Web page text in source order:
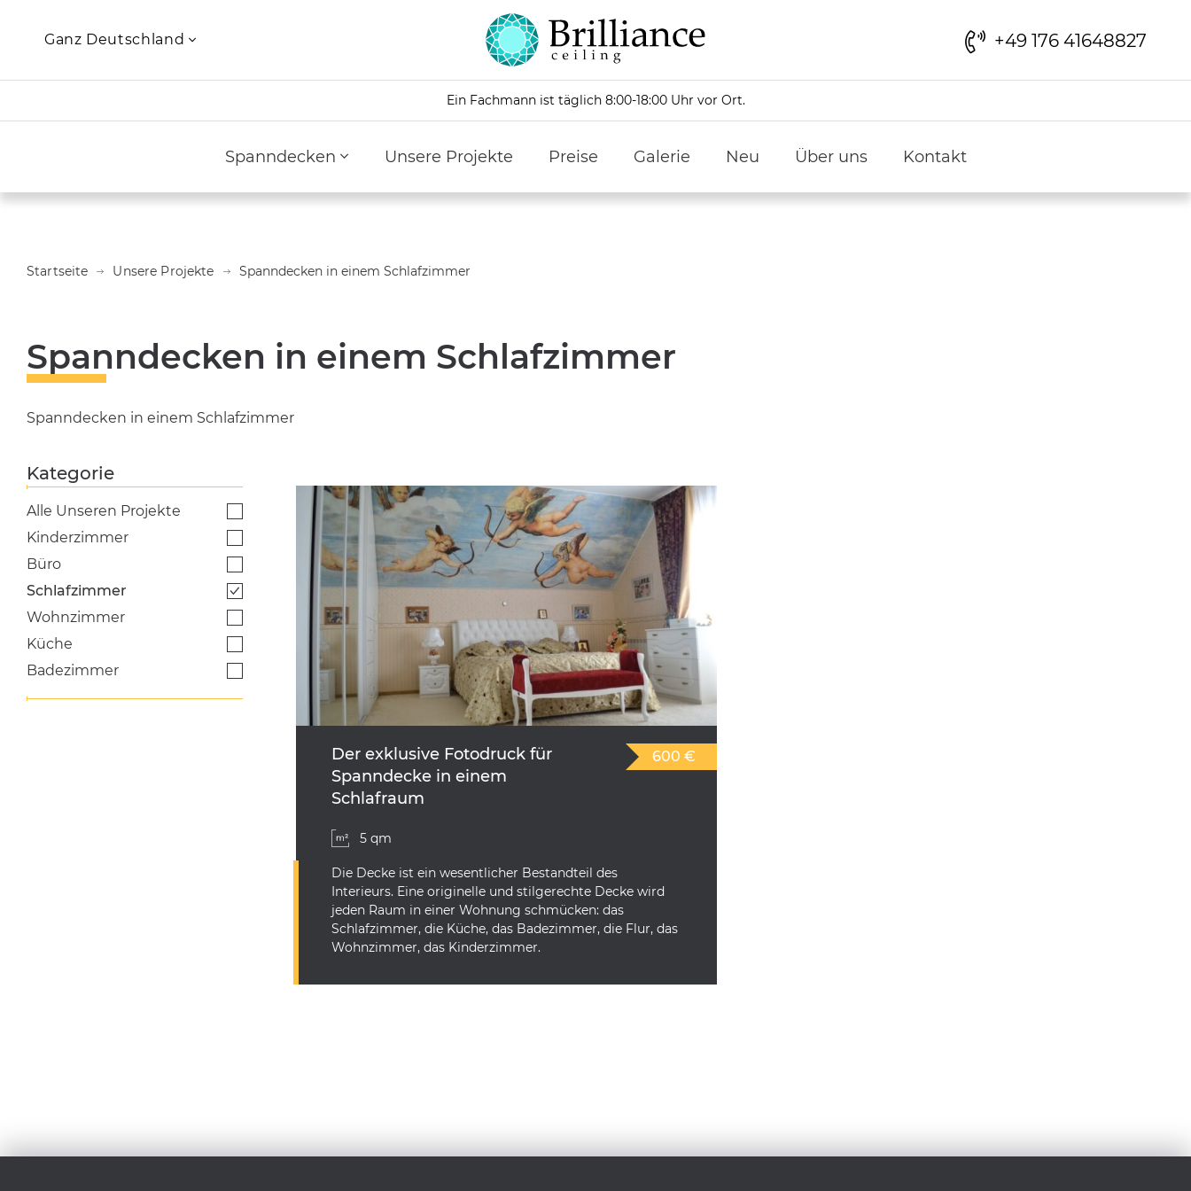
Ganz Deutschland +49 176 41648827
Ein Fachmann ist täglich 8:00-18:00 Uhr vor Ort.
Spanndecken Unsere Projekte Preise Galerie Neu Über uns Kontakt
Startseite Unsere Projekte Spanndecken in einem Schlafzimmer
Spanndecken in einem Schlafzimmer
Spanndecken in einem Schlafzimmer
Kategorie
Alle Unseren Projekte
Kinderzimmer
Büro
Schlafzimmer
Wohnzimmer
Küche
Badezimmer
Der exklusive Fotodruck für
Spanndecke in einem
Schlafraum
600 €
5 qm
Die Decke ist ein wesentlicher Bestandteil des
Interieurs. Eine originelle und stilgerechte Decke wird
jeden Raum in einer Wohnung schmücken: das
Schlafzimmer, die Küche, das Badezimmer, die Flur, das
Wohnzimmer, das Kinderzimmer.